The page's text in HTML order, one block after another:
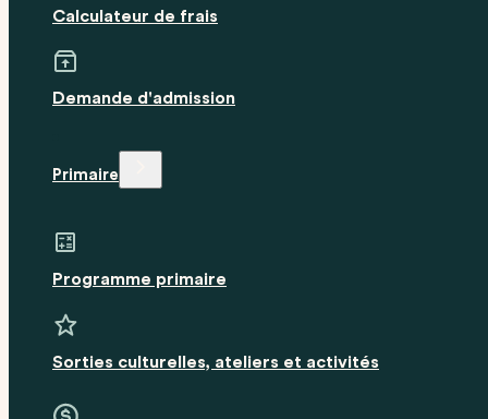
Calculateur de frais
Demande d'admission
Primaire
Programme primaire
Sorties culturelles, ateliers et activités